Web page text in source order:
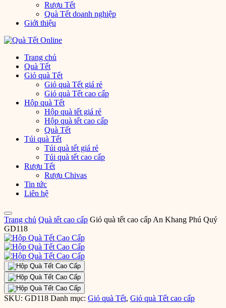
Rượu Tết
Quà Tết doanh nghiệp
Giới thiệu
Trang chủ
Quà Tết
Giỏ quà Tết
Giỏ quà Tết giá rẻ
Giỏ quà Tết cao cấp
Hộp quà Tết
Hộp quà tết giá rẻ
Hộp quà tết cao cấp
Quà Tết
Túi quà Tết
Túi quà tết giá rẻ
Túi quà tết cao cấp
Rượu Tết
Rượu Chivas
Tin tức
Liên hệ
Trang chủ Quà tết cao cấp Giỏ quà tết cao cấp An Khang Phú Quý
GD118
SKU: GD118 Danh mục: Giỏ quà Tết, Giỏ quà Tết cao cấp